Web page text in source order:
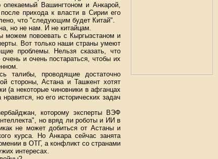
Вашингтоном и Анкарой,
прихода к власти в Сирии его
что "следующим будет Китай".
но не нам. И не китайцам.
можем повоевать с Кыргызстаном и
Вот только наши страны умеют
проблемы. Нельзя сказать, что
и очень постараться, чтобы их
талибы, проводящие достаточно
стороны, Астана и Ташкент хотят
(а некоторые чиновники в афганцах
но его исторических задач
которому эксперты ВЭФ
но вряд ли роботы и ИИ в
не может добиться от Астаны и
курса. Но Анкара сейчас занята
в ОТГ, а конфликт со странами
интересах.